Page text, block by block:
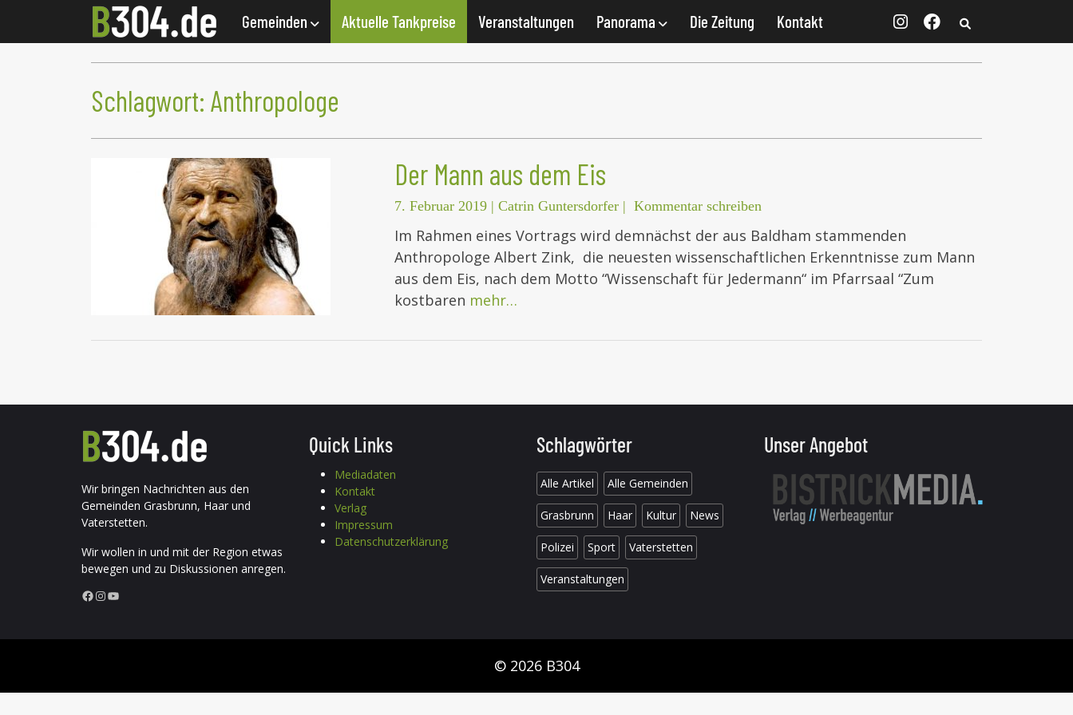
Gemeinden Aktuelle Tankpreise Veranstaltungen Panorama Die Zeitung Kontakt
Schlagwort: Anthropologe
Der Mann aus dem Eis
7. Februar 2019 | Catrin Guntersdorfer | Kommentar schreiben
Im Rahmen eines Vortrags wird demnächst der aus Baldham stammenden
Anthropologe Albert Zink, die neuesten wissenschaftlichen Erkenntnisse zum Mann
aus dem Eis, nach dem Motto “Wissenschaft für Jedermann“ im Pfarrsaal “Zum
kostbaren mehr…
Wir bringen Nachrichten aus den
Gemeinden Grasbrunn, Haar und
Vaterstetten.
Wir wollen in und mit der Region etwas
bewegen und zu Diskussionen anregen.
Facebook InstagramYouTube
Quick Links
Mediadaten
Kontakt
Verlag
Impressum
Datenschutzerklärung
Schlagwörter
Alle Artikel Alle Gemeinden
Grasbrunn Haar Kultur News
Polizei Sport Vaterstetten
Veranstaltungen
Unser Angebot
© 2026 B304